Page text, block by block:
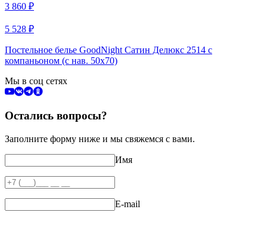
3 860 ₽
5 528 ₽
Постельное белье GoodNight Сатин Делюкс 2514 с
компаньоном (с нав. 50х70)
Мы в соц сетях
Остались вопросы?
Заполните форму ниже и мы свяжемся с вами.
Имя
E-mail